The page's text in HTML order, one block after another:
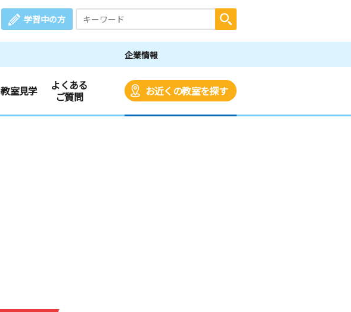
学習中の方
企業情報
教室見学
よくある
ご質問
お近くの教室を探す